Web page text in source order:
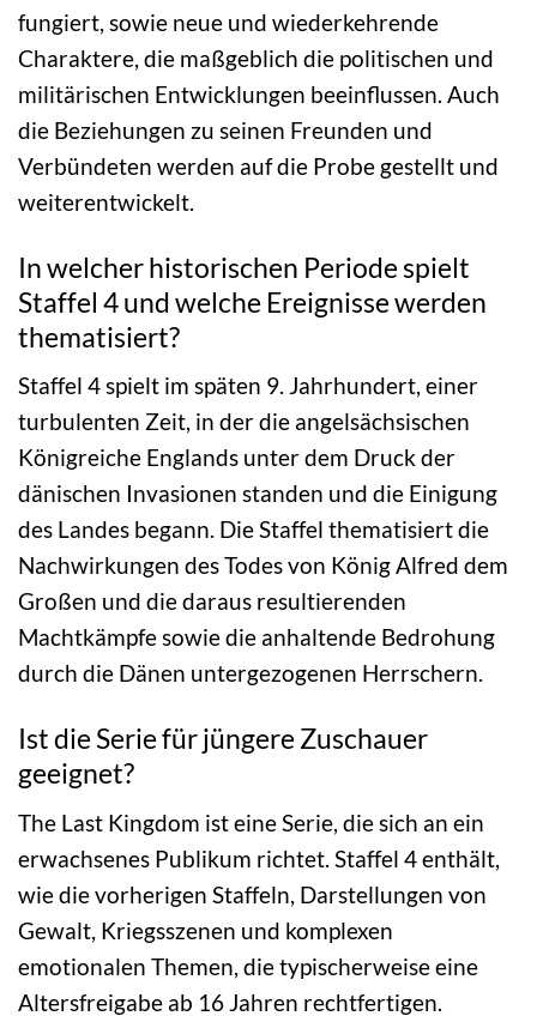
fungiert, sowie neue und wiederkehrende
Charaktere, die maßgeblich die politischen und
militärischen Entwicklungen beeinflussen. Auch
die Beziehungen zu seinen Freunden und
Verbündeten werden auf die Probe gestellt und
weiterentwickelt.
In welcher historischen Periode spielt
Staffel 4 und welche Ereignisse werden
thematisiert?
Staffel 4 spielt im späten 9. Jahrhundert, einer
turbulenten Zeit, in der die angelsächsischen
Königreiche Englands unter dem Druck der
dänischen Invasionen standen und die Einigung
des Landes begann. Die Staffel thematisiert die
Nachwirkungen des Todes von König Alfred dem
Großen und die daraus resultierenden
Machtkämpfe sowie die anhaltende Bedrohung
durch die Dänen untergezogenen Herrschern.
Ist die Serie für jüngere Zuschauer
geeignet?
The Last Kingdom ist eine Serie, die sich an ein
erwachsenes Publikum richtet. Staffel 4 enthält,
wie die vorherigen Staffeln, Darstellungen von
Gewalt, Kriegsszenen und komplexen
emotionalen Themen, die typischerweise eine
Altersfreigabe ab 16 Jahren rechtfertigen.